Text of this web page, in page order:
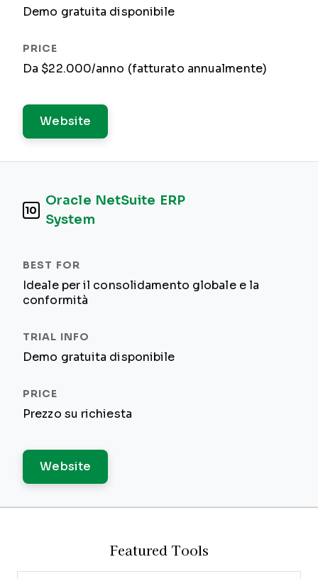
Demo gratuita disponibile
Da $22.000/anno (fatturato annualmente)
Website
10
Oracle NetSuite ERP
System
Ideale per il consolidamento globale e la
conformità
Demo gratuita disponibile
Prezzo su richiesta
Website
Featured Tools